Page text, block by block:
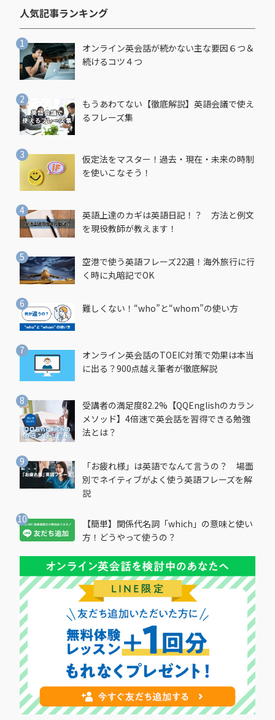
人気記事ランキング​
オンライン英会話が続かない主な要因６つ＆
続けるコツ４つ
もうあわてない【徹底解説】英語会議で使え
るフレーズ集
仮定法をマスター！過去・現在・未来の時制
を使いこなそう！
英語上達のカギは英語日記！？ 方法と例文
を現役教師が教えます！
空港で使う英語フレーズ22選！海外旅行に行
く時に丸暗記でOK
難しくない！“who”と“whom”の使い方
オンライン英会話のTOEIC対策で効果は本当
に出る？900点越え筆者が徹底解説
受講者の満足度82.2%【QQEnglishのカラン
メソッド】4倍速で英会話を習得できる勉強
法とは？
「お疲れ様」は英語でなんて言うの？ 場面
別でネイティブがよく使う英語フレーズを解
説
【簡単】関係代名詞「which」の意味と使い
方！どうやって使うの？